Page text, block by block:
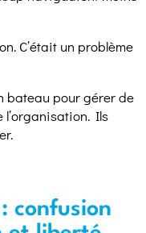
C’était un problème
bateau pour gérer de
l’organisation. Ils
confusion